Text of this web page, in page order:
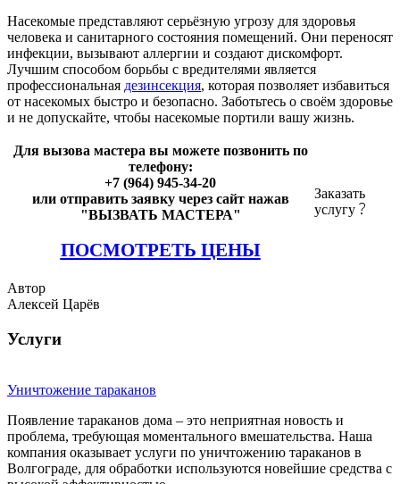
Насекомые представляют серьёзную угрозу для здоровья
человека и санитарного состояния помещений. Они переносят
инфекции, вызывают аллергии и создают дискомфорт.
Лучшим способом борьбы с вредителями является
профессиональная дезинсекция, которая позволяет избавиться
от насекомых быстро и безопасно. Заботьтесь о своём здоровье
и не допускайте, чтобы насекомые портили вашу жизнь.
Для вызова мастера вы можете позвонить по
телефону:
+7 (964) 945-34-20
или отправить заявку через сайт нажав
"ВЫЗВАТЬ МАСТЕРА"
ПОСМОТРЕТЬ ЦЕНЫ
Заказать
услугу
Автор
Алексей Царёв
Услуги
Уничтожение тараканов
Появление тараканов дома – это неприятная новость и
проблема, требующая моментального вмешательства. Наша
компания оказывает услуги по уничтожению тараканов в
Волгограде, для обработки используются новейшие средства с